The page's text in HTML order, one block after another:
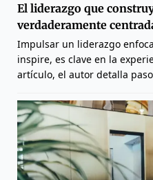
El liderazgo que
verdaderamente
Impulsar un liderazgo
inspire, es clave en la
artículo, el autor detalla